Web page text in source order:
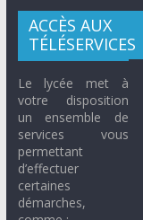
ACCÈS AUX
TÉLÉSERVICES
Le lycée met à
votre disposition
un ensemble de
services vous
permettant
d’effectuer
certaines
démarches,